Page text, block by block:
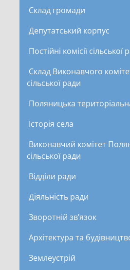
Склад громади
Депутатський корпус
Постійні комісії сільської
Склад Виконавчого
сільської ради
Поляницька
Історія села
Виконавчий комітет
сільської ради
Відділи ради
Діяльність ради
Зворотній зв’язок
Архітектура та
Землеустрій